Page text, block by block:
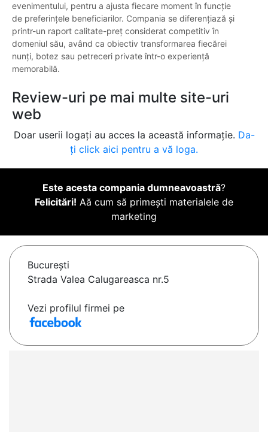
evenimentului, pentru a ajusta fiecare moment în funcție
de preferințele beneficiarilor. Compania se diferențiază și
printr-un raport calitate-preț considerat competitiv în
domeniul său, având ca obiectiv transformarea fiecărei
nunți, botez sau petreceri private într-o experiență
memorabilă.
Review-uri pe mai multe site-uri
web
Doar userii logați au acces la această informație. Da-
ți click aici pentru a vă loga.
Este acesta compania dumneavoastră?
Felicitări! Aă cum să primești materialele de
marketing
Bucureşti
Strada Valea Calugareasca nr.5
Vezi profilul firmei pe